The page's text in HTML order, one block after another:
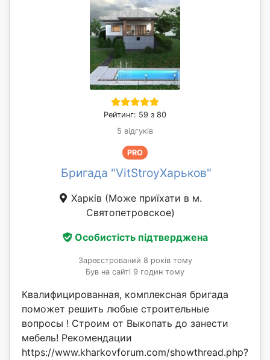
Рейтинг: 59 з 80
5 відгуків
PRO
Бригада "VitStroyХарьков"
Харків (Може приїхати в м.
Святопетровское)
Особистість підтверджена
Зареєстрований 8 років тому
Був на сайті 9 годин тому
Квалифицированная, комплексная бригада
поможет решить любые строительные
вопросы ! Строим от Выкопать до занести
мебель! Рекомендации
https://www.kharkovforum.com/showthread.php?